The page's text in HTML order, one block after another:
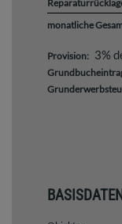
monatliche
Provision: 3%